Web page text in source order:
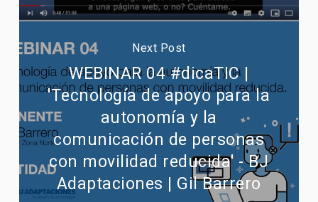
Next Post
WEBINAR 04 #dicaTIC |
'Tecnología de apoyo para la
autonomía y la
comunicación de personas
con movilidad reducida' - BJ
Adaptaciones | Gil Barrero